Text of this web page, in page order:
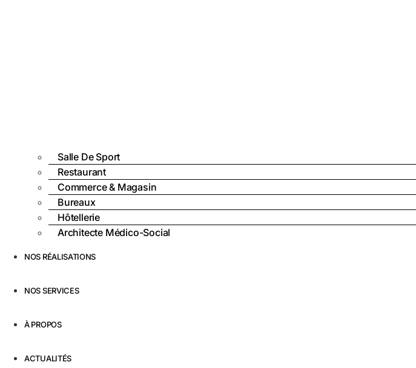
Salle De Sport
Restaurant
Commerce & Magasin
Bureaux
Hôtellerie
Architecte Médico-Social
NOS RÉALISATIONS
NOS SERVICES
À PROPOS
ACTUALITÉS